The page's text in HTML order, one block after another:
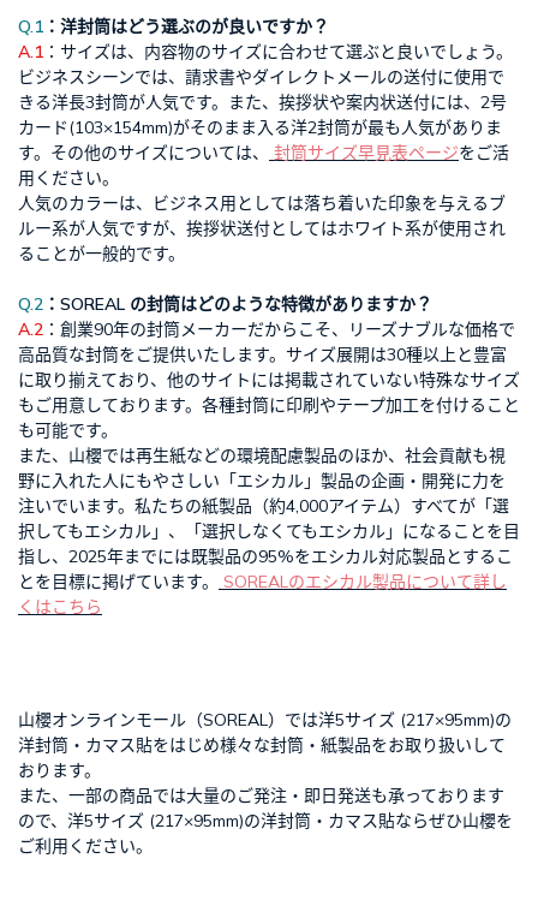
Q.1 ：洋封筒はどう選ぶのが良いですか？
A.1 ：サイズは、内容物のサイズに合わせて選ぶと良いでしょう。
ビジネスシーンでは、請求書やダイレクトメールの送付に使用で
きる洋長3封筒が人気です。また、挨拶状や案内状送付には、2号
カード(103×154mm)がそのまま入る洋2封筒が最も人気がありま
す。その他のサイズについては、
封筒サイズ早見表ページをご活
用ください。
人気のカラーは、ビジネス用としては落ち着いた印象を与えるブ
ルー系が人気ですが、挨拶状送付としてはホワイト系が使用され
ることが一般的です。
Q.2 ：SOREAL の封筒はどのような特徴がありますか？
A.2 ：創業90年の封筒メーカーだからこそ、リーズナブルな価格で
高品質な封筒をご提供いたします。サイズ展開は30種以上と豊富
に取り揃えており、他のサイトには掲載されていない特殊なサイズ
もご用意しております。各種封筒に印刷やテープ加工を付けること
も可能です。
また、山櫻では再生紙などの環境配慮製品のほか、社会貢献も視
野に入れた人にもやさしい「エシカル」製品の企画・開発に力を
注いでいます。私たちの紙製品（約4,000アイテム）すべてが「選
択してもエシカル」、「選択しなくてもエシカル」になることを目
指し、2025年までには既製品の95%をエシカル対応製品とするこ
とを目標に掲げています。
SOREALのエシカル製品について詳し
くはこちら
山櫻オンラインモール（SOREAL）では洋5サイズ (217×95mm)の
洋封筒・カマス貼をはじめ様々な封筒・紙製品をお取り扱いして
おります。
また、一部の商品では大量のご発注・即日発送も承っております
ので、洋5サイズ (217×95mm)の洋封筒・カマス貼ならぜひ山櫻を
ご利用ください。